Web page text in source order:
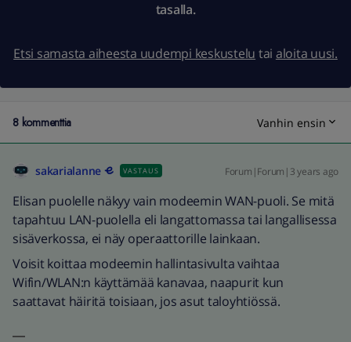
tasalla.
Etsi samasta aiheesta uudempi keskustelu tai aloita uusi.
8 kommenttia Vanhin ensin
sakarialanne VASTAUS Forum|Forum|3 years ago
Elisan puolelle näkyy vain modeemin WAN-puoli. Se mitä
tapahtuu LAN-puolella eli langattomassa tai langallisessa
sisäverkossa, ei näy operaattorille lainkaan.
Voisit koittaa modeemin hallintasivulta vaihtaa
Wifin/WLAN:n käyttämää kanavaa, naapurit kun
saattavat häiritä toisiaan, jos asut taloyhtiössä.